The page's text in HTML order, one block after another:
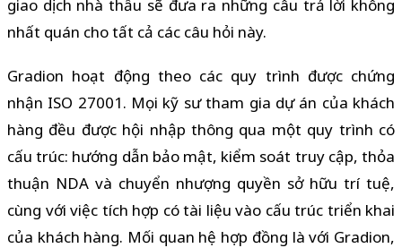
giao dịch nhà thầu sẽ đưa ra những câu trả lời không
nhất quán cho tất cả các câu hỏi này.
Gradion hoạt động theo các quy trình được chứng
nhận ISO 27001. Mọi kỹ sư tham gia dự án của khách
hàng đều được hội nhập thông qua một quy trình có
cấu trúc: hướng dẫn bảo mật, kiểm soát truy cập, thỏa
thuận NDA và chuyển nhượng quyền sở hữu trí tuệ,
cùng với việc tích hợp có tài liệu vào cấu trúc triển khai
của khách hàng. Mối quan hệ hợp đồng là với Gradion,